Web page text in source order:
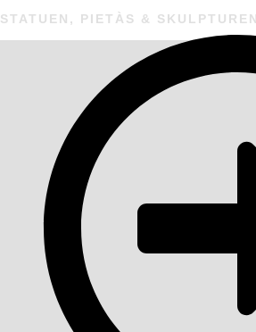
STATUEN, PIETÀS & SKULPTUREN